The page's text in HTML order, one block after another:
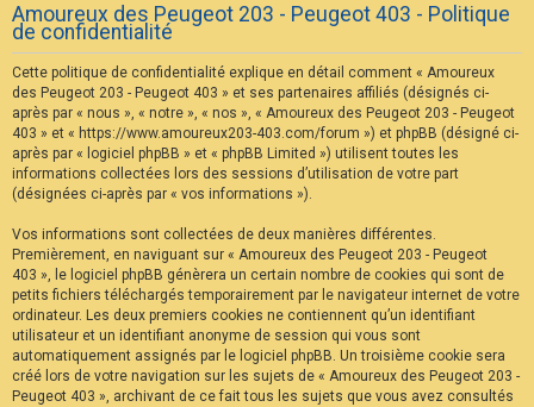
I
n
s
c
r
i
p
t
i
o
n
F
A
Q
Amoureux des Peugeot 203 - Peugeot 403 - Politique
de confidentialité
Cette politique de confidentialité explique en détail comment « Amoureux
des Peugeot 203 - Peugeot 403 » et ses partenaires affiliés (désignés ci-
après par « nous », « notre », « nos », « Amoureux des Peugeot 203 - Peugeot
403 » et « https://www.amoureux203-403.com/forum ») et phpBB (désigné ci-
après par « logiciel phpBB » et « phpBB Limited ») utilisent toutes les
informations collectées lors des sessions d’utilisation de votre part
(désignées ci-après par « vos informations »).
Vos informations sont collectées de deux manières différentes.
Premièrement, en naviguant sur « Amoureux des Peugeot 203 - Peugeot
403 », le logiciel phpBB génèrera un certain nombre de cookies qui sont de
petits fichiers téléchargés temporairement par le navigateur internet de votre
ordinateur. Les deux premiers cookies ne contiennent qu’un identifiant
utilisateur et un identifiant anonyme de session qui vous sont
automatiquement assignés par le logiciel phpBB. Un troisième cookie sera
créé lors de votre navigation sur les sujets de « Amoureux des Peugeot 203 -
Peugeot 403 », archivant de ce fait tous les sujets que vous avez consultés